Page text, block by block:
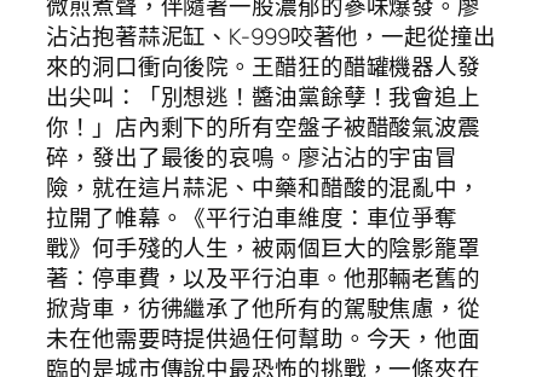
沾沾抱著蒜泥缸、K-999咬著他，一起從撞出
來的洞口衝向後院。王醋狂的醋罐機器人發
出尖叫：「別想逃！醬油黨餘孽！我會追上
你！」店內剩下的所有空盤子被醋酸氣波震
碎，發出了最後的哀鳴。廖沾沾的宇宙冒
險，就在這片蒜泥、中藥和醋酸的混亂中，
拉開了帷幕。《平行泊車維度：車位爭奪
戰》何手殘的人生，被兩個巨大的陰影籠罩
著：停車費，以及平行泊車。他那輛老舊的
掀背車，彷彿繼承了他所有的駕駛焦慮，從
未在他需要時提供過任何幫助。今天，他面
臨的是城市傳說中最恐怖的挑戰，一條夾在